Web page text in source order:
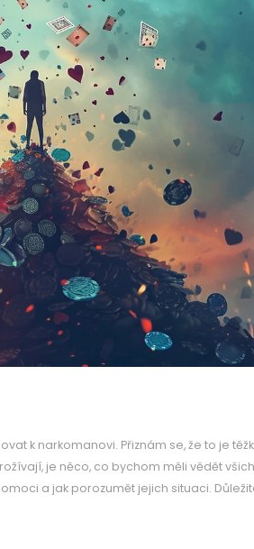
k narkomanovi. Přiznám se, že to je
je něco, co bychom měli vědět
a jak porozumět jejich situaci.